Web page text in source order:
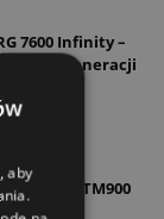
7600 Infinity –
nowej generacji
Tires TM900
aby